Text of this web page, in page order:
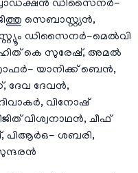
പ്രൊഡക്ഷൻ ഡിസൈനർ-
സെബാസ്റ്റ്യൻ,
ഡിസൈനർ-മെൽവി
കെ സുരേഷ്, അമൽ
യാനിക്ക് ബെൻ,
ദേവ ദേവൻ,
വിനോഷ്
വിശ്വനാഥൻ, ചീഫ്
പിആർഒ- ശബരി,